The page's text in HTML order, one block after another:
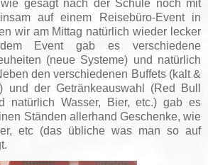
gesagt nach der Schule noch mit
auf einem Reisebüro-Event in
wir am Mittag natürlich wieder lecker
Event gab es verschiedene
(neue Systeme) und natürlich
den verschiedenen Buffets (kalt &
der Getränkeauswahl (Red Bull
natürlich Wasser, Bier, etc.) gab es
Ständen allerhand Geschenke, wie
etc (das übliche was man so auf